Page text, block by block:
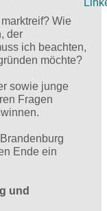
Wie
der
ich beachten,
möchte?
sowie junge
Fragen
Ende ein
und